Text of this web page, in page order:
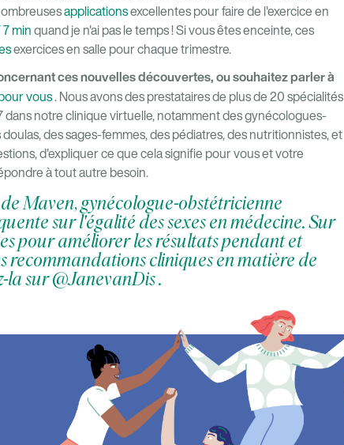
applicationsexcellentes pour faire de l'exercice en
7 min quand je n'ai pas le temps ! Si vous êtes enceinte, ces
exercices en salle pour chaque trimestre.
ces nouvelles découvertes, ou souhaitez parler à
vous. Nous avons des prestataires de plus de 20 spécialités
notre clinique virtuelle, notamment des gynécologues-
des sages-femmes, des pédiatres, des nutritionnistes, et
d'expliquer ce que cela signifie pour vous et votre
à tout autre besoin.
Maven, gynécologue-obstétricienne
sur l'égalité des sexes en médecine. Sur
pour améliorer les résultats pendant et
recommandations cliniques en matière de
la sur@JanevanDis.